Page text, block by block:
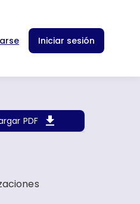
Iniciar sesión
PDF